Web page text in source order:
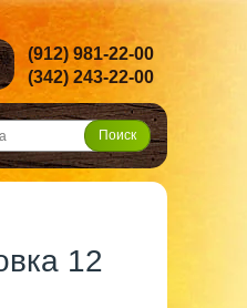
(912) 981-22-00
(342) 243-22-00
12